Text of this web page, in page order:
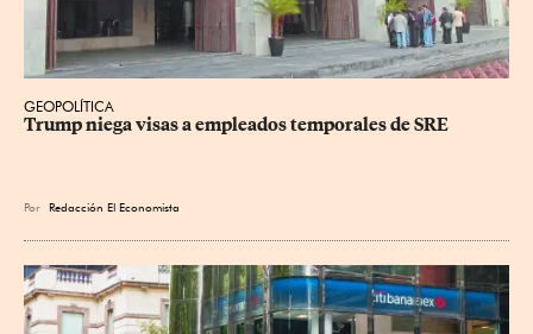
GEOPOLÍTICA
Trump niega visas a empleados temporales de SRE
Por Redacción El Economista